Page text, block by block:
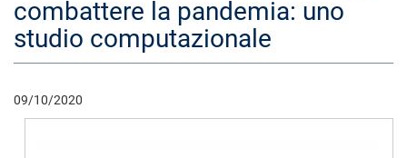
combattere la pandemia: uno
studio computazionale
09/10/2020